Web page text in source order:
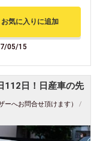
お気に入りに追加
05/15
112日！日産車の先
ーへお問合せ頂けます） /